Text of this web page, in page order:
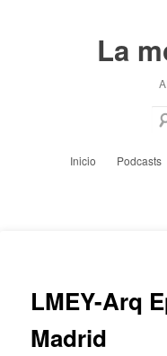
La
Inicio Podcasts
LMEY-Arq
Madrid